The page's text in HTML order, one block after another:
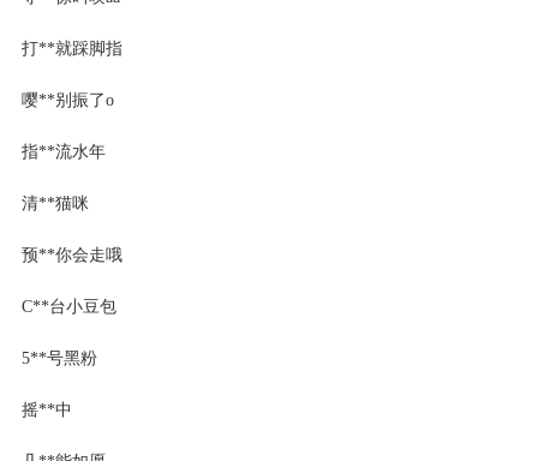
打**就踩脚指
嘤**别振了o
指**流水年
清**猫咪
预**你会走哦
C**台小豆包
5**号黑粉
摇**中